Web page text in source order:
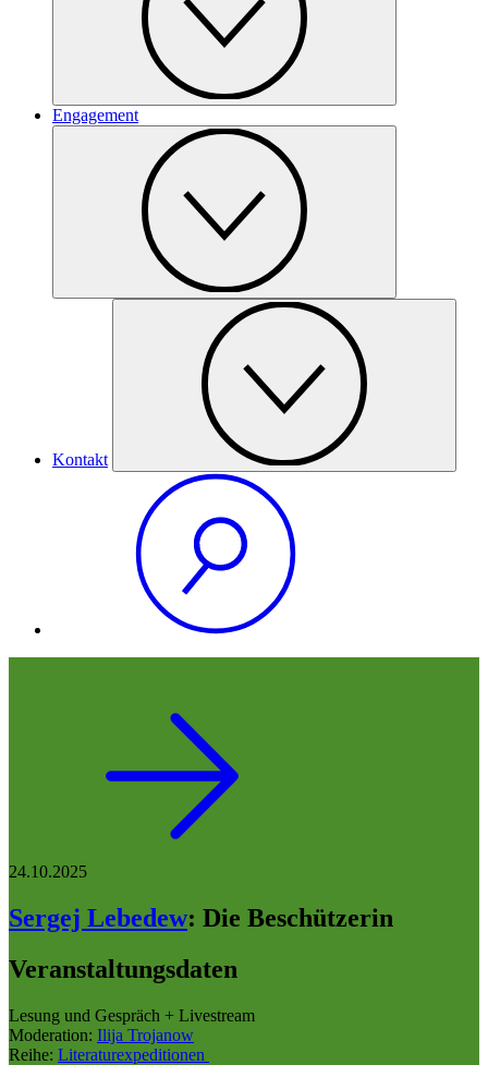
Engagement
Kontakt
24.10.2025
Sergej Lebedew: Die Beschützerin
Veranstaltungsdaten
Lesung und Gespräch + Livestream
Moderation: Ilija Trojanow
Reihe: Literaturexpeditionen